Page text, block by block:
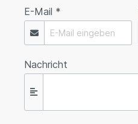
E-Mail *
Nachricht